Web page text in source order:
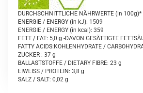
DURCHSCHNITTLICHE NÄHRWERTE (in 100g)*
ENERGIE / ENERGY (in kJ): 1509
ENERGIE / ENERGY (in kcal): 359
FETT / FAT: 5,0 g -DAVON GESÄTTIGTE
FATTY ACIDS:KOHLENHYDRATE /
ZUCKER : 37 g
BALLASTSTOFFE / DIETARY FIBRE: 23 g
EIWEISS / PROTEIN: 3,8 g
SALZ / SALT: 0,02 g